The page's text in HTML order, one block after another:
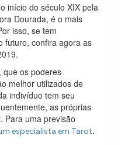
início do século XIX pela
Dourada, é o mais
isso, se tem
futuro, confira agora as
que os poderes
melhor utilizados de
indivíduo tem seu
as próprias
Para uma previsão
especialista em Tarot.